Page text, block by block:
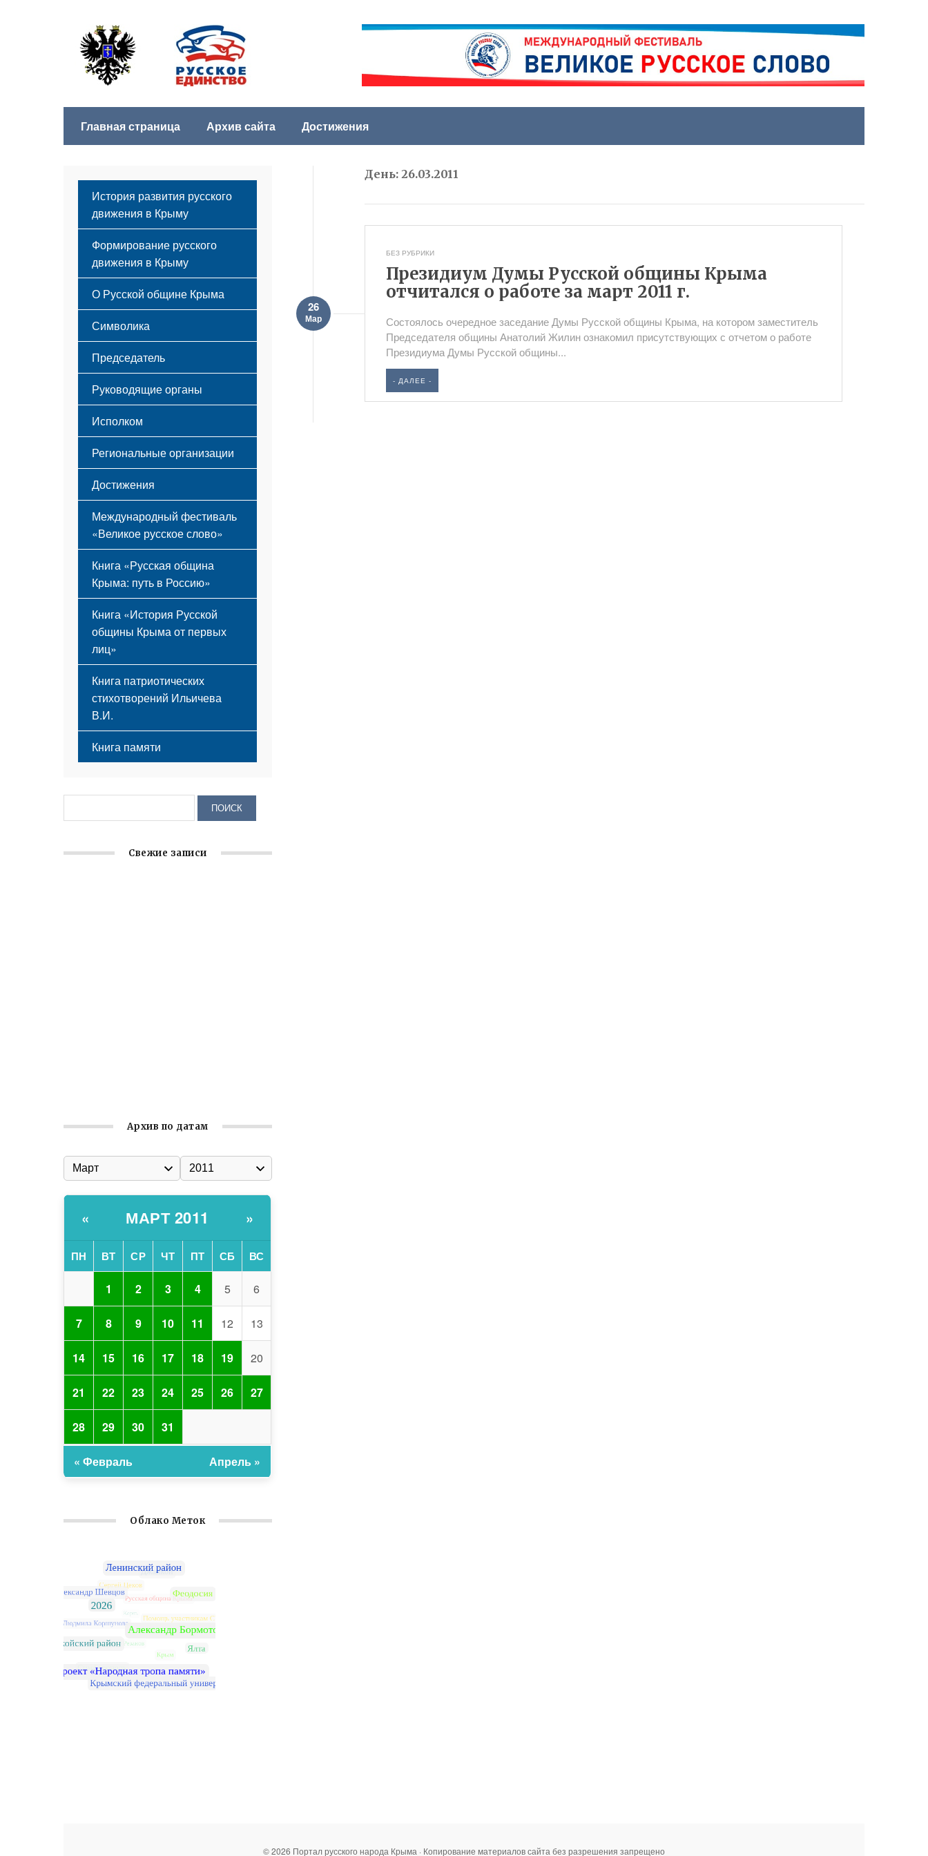
Главная страница Архив сайта Достижения
День:26.03.2011
БЕЗ РУБРИКИ
Президиум Думы Русской общины Крыма
отчитался о работе за март 2011 г.
26
Мар
Состоялось очередное заседание Думы Русской общины Крыма, на котором заместитель
Председателя общины Анатолий Жилин ознакомил присутствующих с отчетом о работе
Президиума Думы Русской общины...
- ДАЛЕЕ -
История развития русского
движения в Крыму
Формирование русского
движения в Крыму
Русский Крым
О Русской общине Крыма
Этапы становления
Принципы деятельности
Структура
Мероприятия
Символика
Флаг
Герб
Гимн
Председатель
Руководящие органы
Исполком
Региональные организации
Достижения
Международный фестиваль
«Великое русское слово»
Книга «Русская община
Крыма: путь в Россию»
Книга «История Русской
общины Крыма от первых
лиц»
Книга патриотических
стихотворений Ильичева
В.И.
Книга памяти
Свежие записи
Архив по датам
« МАРТ 2011 »
ПН ВТ СР ЧТ ПТ СБ ВС
1 2 3 4 5 6
7 8 9 10 11 12 13
14 15 16 17 18 19 20
21 22 23 24 25 26 27
28 29 30 31
« Февраль Апрель »
Облако Меток
© 2026 Портал русского народа Крыма · Копирование материалов сайта без разрешения запрещено